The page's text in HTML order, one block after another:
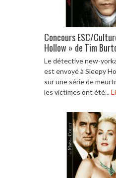
Concours ESC/
Hollow » de Tim
Le détective new-
est envoyé à Sleepy
sur une série de
les victimes ont été...